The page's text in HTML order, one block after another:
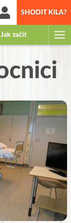
SHODIT KILA?
Jak začít